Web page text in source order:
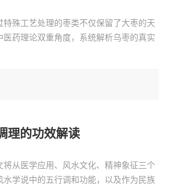
殊工艺处理的枣类不仅保留了大枣的天
药理论双重角度，系统解析乌枣的真实
理的功效解读
从医学应用、风水文化、精神象征三个
学说中的五行调和功能，以及作为民族